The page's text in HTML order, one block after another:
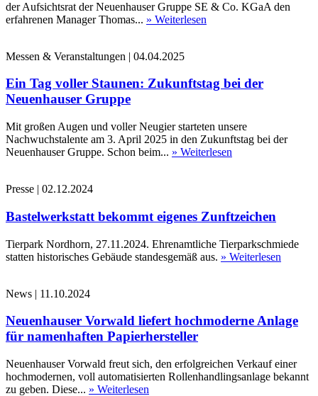
der Aufsichtsrat der Neuenhauser Gruppe SE & Co. KGaA den
erfahrenen Manager Thomas... » Weiterlesen
Messen & Veranstaltungen | 04.04.2025
Ein Tag voller Staunen: Zukunftstag bei der
Neuenhauser Gruppe
Mit großen Augen und voller Neugier starteten unsere
Nachwuchstalente am 3. April 2025 in den Zukunftstag bei der
Neuenhauser Gruppe. Schon beim... » Weiterlesen
Presse | 02.12.2024
Bastelwerkstatt bekommt eigenes Zunftzeichen
Tierpark Nordhorn, 27.11.2024. Ehrenamtliche Tierparkschmiede
statten historisches Gebäude standesgemäß aus. » Weiterlesen
News | 11.10.2024
Neuenhauser Vorwald liefert hochmoderne Anlage
für namenhaften Papierhersteller
Neuenhauser Vorwald freut sich, den erfolgreichen Verkauf einer
hochmodernen, voll automatisierten Rollenhandlingsanlage bekannt
zu geben. Diese... » Weiterlesen